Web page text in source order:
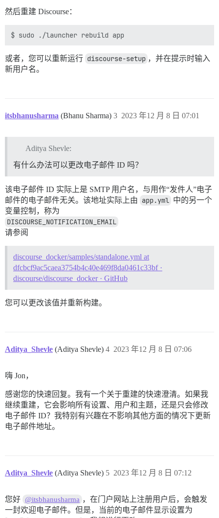
然后重建 Discourse：
或者，您可以重新运行 discourse-setup ，并在提示时输入
新用户名。
itsbhanusharma (Bhanu Sharma) 2023 年12 月 8 日 07:01
3
Aditya Shevle:
有什么办法可以更改电子邮件 ID 吗？
该电子邮件 ID 实际上是 SMTP 用户名，与用作“发件人”电子
邮件的电子邮件无关。该地址实际上由 app.yml 中的另一个
变量控制，称为
DISCOURSE_NOTIFICATION_EMAIL
请参阅
discourse_docker/samples/standalone.yml at
dfcbcf9ac5caea3754b4c40e469f8da0461c33bf ·
discourse/discourse_docker · GitHub
您可以更改该值并重新构建。
Aditya_Shevle (Aditya Shevle) 2023 年12 月 8 日 07:06
4
嗨 Jon，
感谢您的快速回复。我有一个关于重建的快速澄清。如果我
继续重建，它会影响所有设置、用户和主题，还是只会修改
电子邮件 ID？我特别有兴趣在不影响其他方面的情况下更新
电子邮件地址。
Aditya_Shevle (Aditya Shevle) 2023 年12 月 8 日 07:12
5
您好 @itsbhanusharma ，在门户网站上注册用户后，会触发
一封欢迎电子邮件。但是，当前的电子邮件显示设置为